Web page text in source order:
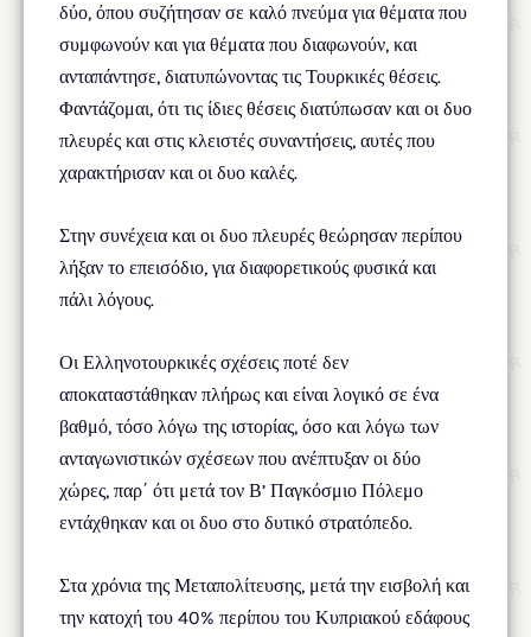
δύο, όπου συζήτησαν σε καλό πνεύμα για θέματα που
συμφωνούν και για θέματα που διαφωνούν, και
ανταπάντησε, διατυπώνοντας τις Τουρκικές θέσεις.
Φαντάζομαι, ότι τις ίδιες θέσεις διατύπωσαν και οι δυο
πλευρές και στις κλειστές συναντήσεις, αυτές που
χαρακτήρισαν και οι δυο καλές.
Στην συνέχεια και οι δυο πλευρές θεώρησαν περίπου
λήξαν το επεισόδιο, για διαφορετικούς φυσικά και
πάλι λόγους.
Οι Ελληνοτουρκικές σχέσεις ποτέ δεν
αποκαταστάθηκαν πλήρως και είναι λογικό σε ένα
βαθμό, τόσο λόγω της ιστορίας, όσο και λόγω των
ανταγωνιστικών σχέσεων που ανέπτυξαν οι δύο
χώρες, παρ΄ ότι μετά τον Β’ Παγκόσμιο Πόλεμο
εντάχθηκαν και οι δυο στο δυτικό στρατόπεδο.
Στα χρόνια της Μεταπολίτευσης, μετά την εισβολή και
την κατοχή του 40% περίπου του Κυπριακού εδάφους